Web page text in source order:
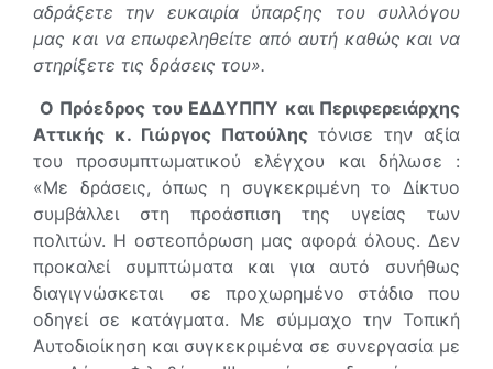
αδράξετε την ευκαιρία ύπαρξης του συλλόγου
µας και να επωφεληθείτε από αυτή καθώς και να
στηρίξετε τις δράσεις του».
Ο Πρόεδρος του ΕΔΔΥΠΠΥ και Περιφερειάρχης
Αττικής κ. Γιώργος Πατούληςτόνισε την αξία
του προσυμπτωματικού ελέγχου και δήλωσε :
«Με δράσεις, όπως η συγκεκριμένη το Δίκτυο
συμβάλλει στη προάσπιση της υγείας των
πολιτών. Η οστεοπόρωση μας αφορά όλους. Δεν
προκαλεί συμπτώματα και για αυτό συνήθως
διαγιγνώσκεται σε προχωρημένο στάδιο που
οδηγεί σε κατάγματα. Με σύμμαχο την Τοπική
Αυτοδιοίκηση και συγκεκριμένα σε συνεργασία με